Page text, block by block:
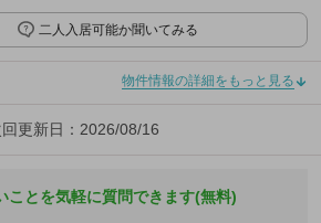
二人入居可能か聞いてみる
物件情報の詳細をもっと見る
回更新日：2026/08/16
ことを気軽に質問できます(無料)